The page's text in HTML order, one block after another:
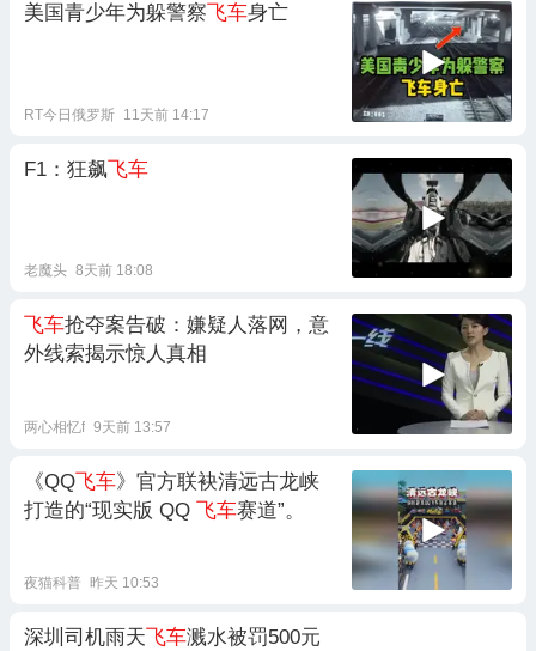
美国青少年为躲警察 飞车身亡
RT今日俄罗斯 11天前 14:17
F1：狂飙飞车
老魔头 8天前 18:08
飞车抢夺案告破：嫌疑人落网，意
外线索揭示惊人真相
两心相忆f 9天前 13:57
《QQ飞车》官方联袂清远古龙峡
打造的“现实版 QQ 飞车赛道”。
夜猫科普 昨天 10:53
深圳司机雨天 飞车溅水被罚500元